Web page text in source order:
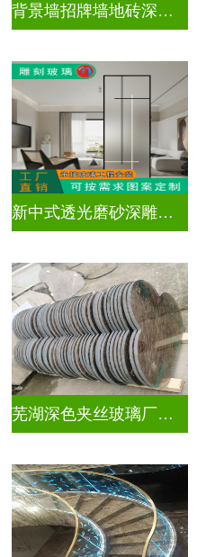
背景墙招牌墙地砖深渊镜千层镜
新中式透光磨砂深雕玻璃
芜湖深色夹丝玻璃厂家电话